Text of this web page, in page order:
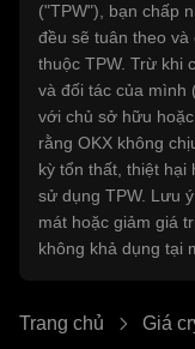
("TPW"), bạn chấp
đều sẽ tuân theo và
thuộc TPW. Trừ khi
và đối tác của mình
với chủ sở hữu
rằng OKX không
kỳ tổn thất, thiệt hại
sử dụng TPW. Lưu
mát hoặc giảm giá
không khả dụng tại
Trang chủ Giá